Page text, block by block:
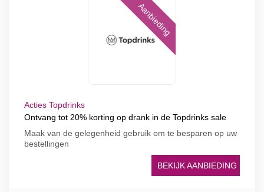
Aanbieding
Acties Topdrinks
Ontvang tot 20% korting op drank in de Topdrinks sale
Maak van de gelegenheid gebruik om te besparen op uw
bestellingen
BEKIJK AANBIEDING